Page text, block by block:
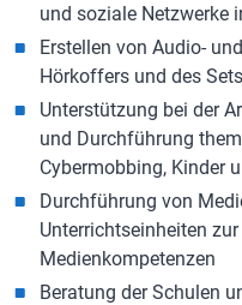
und soziale Netzwerke
Erstellen von Audio-
Hörkoffers und des
Unterstützung bei der
und Durchführung
Cybermobbing, Kinder
Durchführung von
Unterrichtseinheiten
Medienkompetenzen
Beratung der Schulen